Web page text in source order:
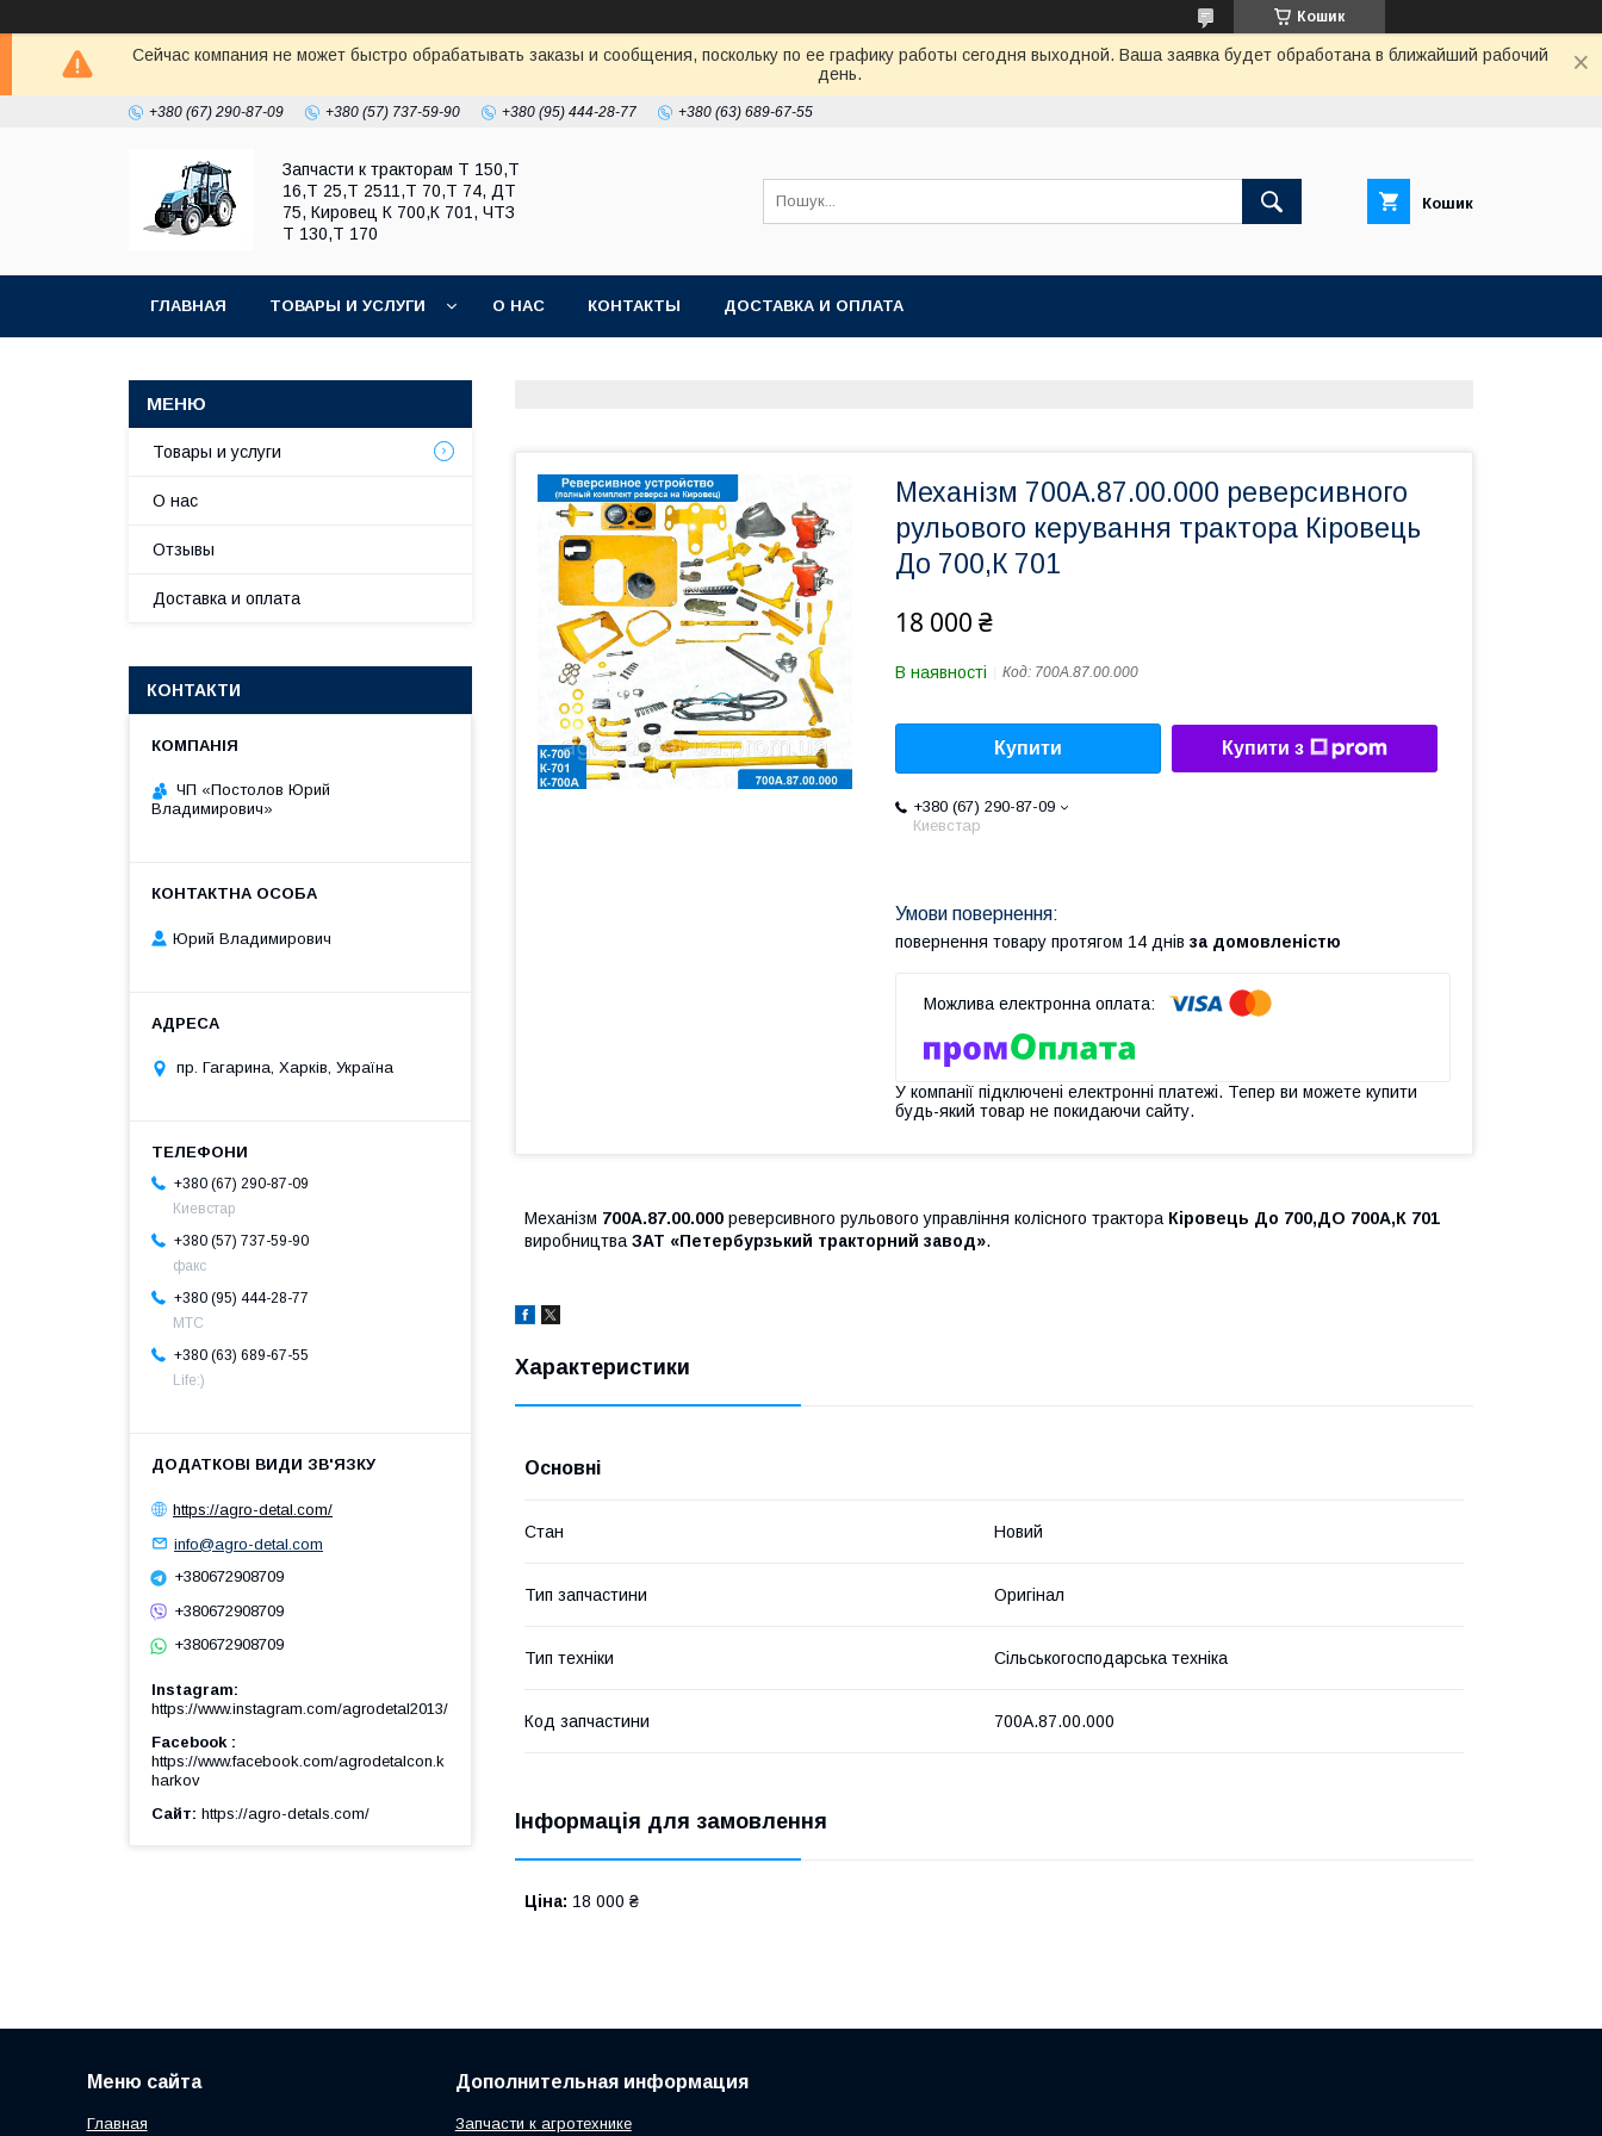
Кошик
Сейчас компания не может быстро обрабатывать заказы и сообщения, поскольку по ее графику работы сегодня выходной. Ваша заявка будет обработана в ближайший рабочий
день.
+380 (67) 290-87-09 +380 (57) 737-59-90 +380 (95) 444-28-77 +380 (63) 689-67-55
Запчасти к тракторам Т 150,Т
16,Т 25,Т 2511,Т 70,Т 74, ДТ
75, Кировец К 700,К 701, ЧТЗ
Т 130,Т 170
Кошик
ГЛАВНАЯ ТОВАРЫ И УСЛУГИ О НАС КОНТАКТЫ ДОСТАВКА И ОПЛАТА
Механізм 700А.87.00.000 реверсивного
рульового керування трактора Кіровець
До 700,К 701
18 000 ₴
В наявності Код: 700А.87.00.000
Купити Купити з
+380 (67) 290-87-09
Киевстар
повернення товару протягом 14 днів за домовленістю
У компанії підключені електронні платежі. Тепер ви можете купити
будь-який товар не покидаючи сайту.
Механізм 700А.87.00.000 реверсивного рульового управління колісного трактора Кіровець До 700,ДО 700А,К 701
виробництва ЗАТ «Петербурзький тракторний завод».
Характеристики
Основні
Стан Новий
Тип запчастини Оригінал
Тип техніки Сільськогосподарська техніка
Код запчастини 700А.87.00.000
Інформація для замовлення
Ціна: 18 000 ₴
Товары и услуги
О нас
Отзывы
Доставка и оплата
КОНТАКТИ
ЧП «Постолов Юрий
Владимирович»
Юрий Владимирович
пр. Гагарина, Харків, Україна
+380 (67) 290-87-09
Киевстар
+380 (57) 737-59-90
факс
+380 (95) 444-28-77
МТС
+380 (63) 689-67-55
Life:)
https://agro-detal.com/
info@agro-detal.com
+380672908709
+380672908709
+380672908709
Instagram
https://www.instagram.com/agrodetal2013/
Facebook
https://www.facebook.com/agrodetalcon.k
harkov
Сайт https://agro-detals.com/
Меню сайта
Главная
Дополнительная информация
Запчасти к агротехнике